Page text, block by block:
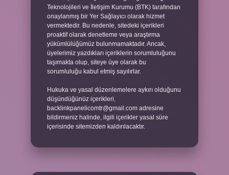
Teknolojileri ve İletişim Kurumu (BTK) tarafından
onaylanmış bir Yer Sağlayıcı olarak hizmet
vermektedir. Bu nedenle, sitedeki içerikleri
proaktif olarak denetleme veya araştırma
yükümlülüğümüz bulunmamaktadır. Ancak,
üyelerimiz yazdıkları içeriklerin sorumluluğunu
taşımakta olup, siteye üye olarak bu
sorumluluğu kabul etmiş sayılırlar.
Hukuka ve yasal düzenlemelere aykırı olduğunu
düşündüğünüz içerikleri,
backlinkpanelicomtr@gmail.com adresine
bildirmeniz halinde, ilgili içerikler yasal süre
içerisinde sitemizden kaldırılacaktır.